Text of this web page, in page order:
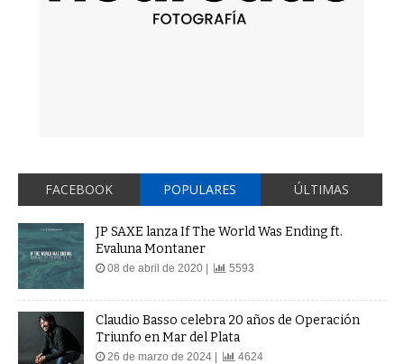
FACEBOOK POPULARES ÚLTIMAS
JP SAXE lanza If The World Was Ending ft.
Evaluna Montaner
08 de abril de 2020 | 5593
Claudio Basso celebra 20 años de Operación
Triunfo en Mar del Plata
26 de marzo de 2024 | 4624